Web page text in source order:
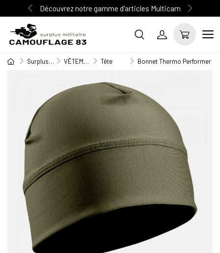
Découvrez notre gamme d'articles Multicam
Surplus Militaire VÊTEMENT MILITAIRE Tête Bonnet Thermo Performer